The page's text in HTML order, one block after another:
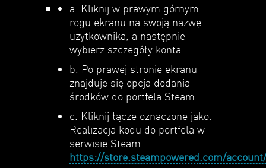
a. Kliknij w prawym górnym
rogu ekranu na swoją nazwę
użytkownika, a następnie
wybierz szczegóły konta.
b. Po prawej stronie ekranu
znajduje się opcja dodania
środków do portfela Steam.
c. Kliknij łącze oznaczone jako:
Realizacja kodu do portfela w
serwisie Steam
https://store.steampowered.com/